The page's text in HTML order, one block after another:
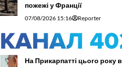
пожежі у Франції
07/08/2026 15:16 Reporter
На Прикарпатті цього року в